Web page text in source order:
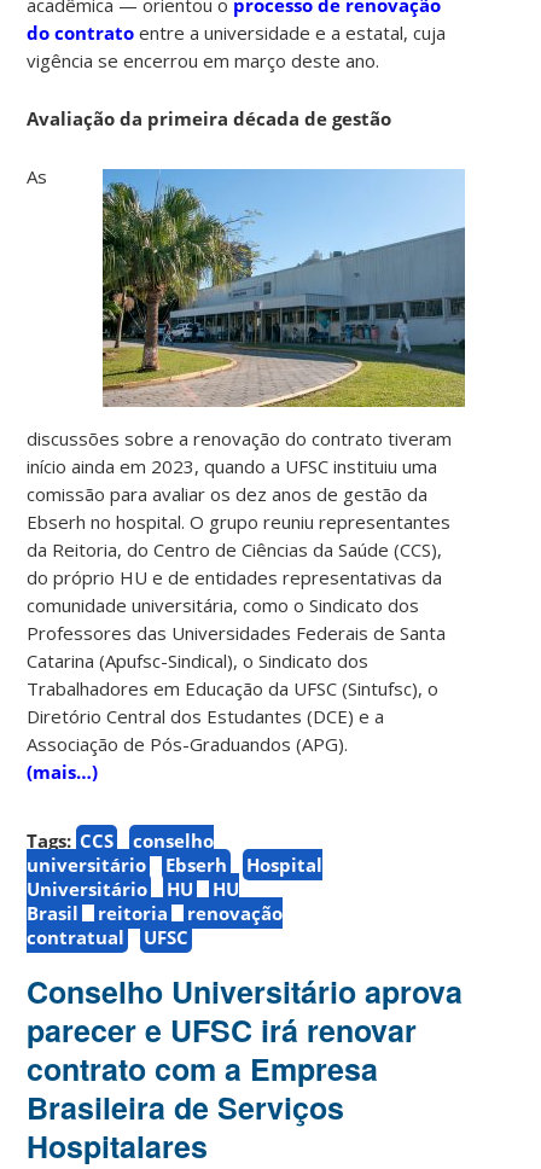
do contrato entre a universidade e a estatal, cuja
vigência se encerrou em março deste ano.
Avaliação da primeira década de gestão
As
discussões sobre a renovação do contrato tiveram
início ainda em 2023, quando a UFSC instituiu uma
comissão para avaliar os dez anos de gestão da
Ebserh no hospital. O grupo reuniu representantes
da Reitoria, do Centro de Ciências da Saúde (CCS),
do próprio HU e de entidades representativas da
comunidade universitária, como o Sindicato dos
Professores das Universidades Federais de Santa
Catarina (Apufsc-Sindical), o Sindicato dos
Trabalhadores em Educação da UFSC (Sintufsc), o
Diretório Central dos Estudantes (DCE) e a
Associação de Pós-Graduandos (APG).
(mais…)
Tags: CCS
conselho
universitário
Ebserh
Hospital
Universitário
HU
HU
Brasil
reitoria
renovação
contratual
UFSC
Conselho Universitário aprova
parecer e UFSC irá renovar
contrato com a Empresa
Brasileira de Serviços
Hospitalares